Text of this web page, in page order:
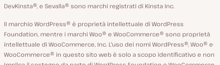
DevKinsta®, e Sevalla® sono marchi registrati di Kinsta Inc.
Il marchio WordPress® è proprietà intellettuale di WordPress
Foundation, mentre i marchi Woo® e WooCommerce® sono proprietà
intellettuale di WooCommerce, Inc. L'uso dei nomi WordPress®, Woo® e
WooCommerce® in questo sito web è solo a scopo identificativo e non